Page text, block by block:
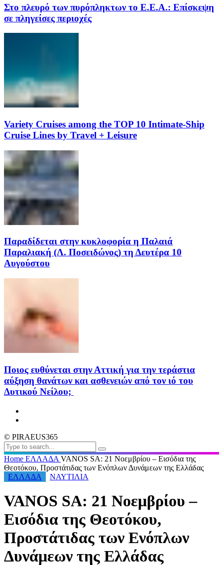
Στο πλευρό των πυρόπληκτων το Ε.Ε.Α.: Επίσκεψη
σε πληγείσες περιοχές
Variety Cruises among the TOP 10 Intimate-Ship
Cruise Lines by Travel + Leisure
Παραδίδεται στην κυκλοφορία η Παλαιά
Παραλιακή (Λ. Ποσειδώνος) τη Δευτέρα 10
Αυγούστου
Ποιος ευθύνεται στην Αττική για την τεράστια
αύξηση θανάτων και ασθενειών από τον ιό του
Δυτικού Νείλου;
© PIRAEUS365
Home ΕΛΛΑΔΑ VANOS SA: 21 Νοεμβρίου – Εισόδια της
Θεοτόκου, Προστάτιδας των Ενόπλων Δυνάμεων της Ελλάδας
ΕΛΛΑΔΑ
ΝΑΥΤΙΛΙΑ
VANOS SA: 21 Νοεμβρίου –
Εισόδια της Θεοτόκου,
Προστάτιδας των Ενόπλων
Δυνάμεων της Ελλάδας